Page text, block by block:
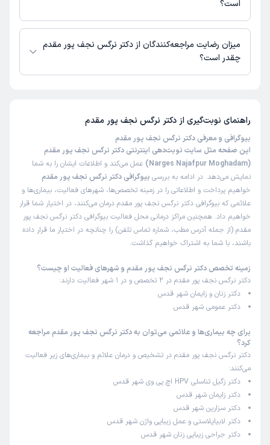
زمان انتظار:
محیط امن و رفتار مناسب
علت مراجعه: زخم دهان رحم
این پزشک را پیشنهاد میکنم
زمان انتظار: 15-45 دقیقه
علاوه بر محیط مناسب و آرام..عیر از درمان علمی خانم دکتر
...بسیار صبور و همدرد بامن بودن..واقعا اولین بار بود دیدم یه
پزشک بامن اینقدر همدرد و همراه هست ..ازشون ممنونم
علت مراجعه: عفونت های مکرر
کاربر دکترتو
این پزشک را پیشنهاد میکنم
زمان انتظار:0-15 دقیقه
انجام دادن و من با توجه به تشخیص و تجویز ایشون خیلی
زود درمان شدم و بسیار از خانم دکتر و کادرشون راضی هستم
علت مراجعه:
کاربر دکترتو
این پزشک را پیشنهاد میکنم
است؟
دکتر نرگس نجف پور مقدم از روز یکشنبه 18 مرداد 1405 بیمار جدید می‌پذیرند.
میزان رضایت مراجعه‌کنندگان از دکتر نرگس نجف پور مقدم
چقدر است؟
راهنمای نوبت‌گیری از دکتر نرگس نجف پور مقدم
بیوگرافی و معرفی دکتر نرگس نجف پور مقدم
این صفحه مثل سایت نوبت‌دهی اینترنتی دکتر نرگس نجف پور مقدم
(Narges Najafpur Moghadam)
عمل می‌کند و اطلاعات ایشان را به شما
نمایش می‌دهد. در ادامه به بررسی بیوگرافی دکتر نرگس نجف پور مقدم
خواهیم پرداخت و اطلاعاتی را در زمینه تخصص‌ها، شهرهای فعالیت، بیماری‌ها و
علائمی که بیوگرافی دکتر نرگس نجف پور مقدم درمان می‌کنند، در اختیار شما قرار
خواهیم داد. همچنین مراکز درمانی محل فعالیت بیوگرافی دکتر نرگس نجف پور
مقدم (از جمله آدرس مطب، شماره تماس تلفن) را چنانچه در اختیار ما قرار داده
باشند، با شما به اشتراک خواهیم گذاشت.
زمینه تخصص دکتر نرگس نجف پور مقدم و شهرهای فعالیت او چیست؟
دکتر نرگس نجف پور مقدم در 2 تخصص و در 1 شهر فعالیت دارند:
دکتر زنان و زایمان شهر قدس
دکتر عمومی شهر قدس
برای چه بیماری‌ها و علائمی می‌توان به دکتر نرگس نجف پور مقدم مراجعه
کرد؟
دکتر نرگس نجف پور مقدم در تشخیص و درمان علائم و بیماری‌های زیر فعالیت
می‌کنند:
دکتر زگیل تناسلی HPV اچ پی وی شهر قدس
دکتر زایمان شهر قدس
دکتر سزارین شهر قدس
دکتر لابیاپلاستی و عمل زیبایی واژن شهر قدس
دکتر جراحی زیبایی زنان شهر قدس